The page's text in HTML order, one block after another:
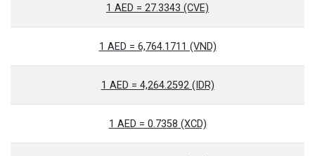
1 AED = 27.3343 (CVE)
1 AED = 6,764.1711 (VND)
1 AED = 4,264.2592 (IDR)
1 AED = 0.7358 (XCD)